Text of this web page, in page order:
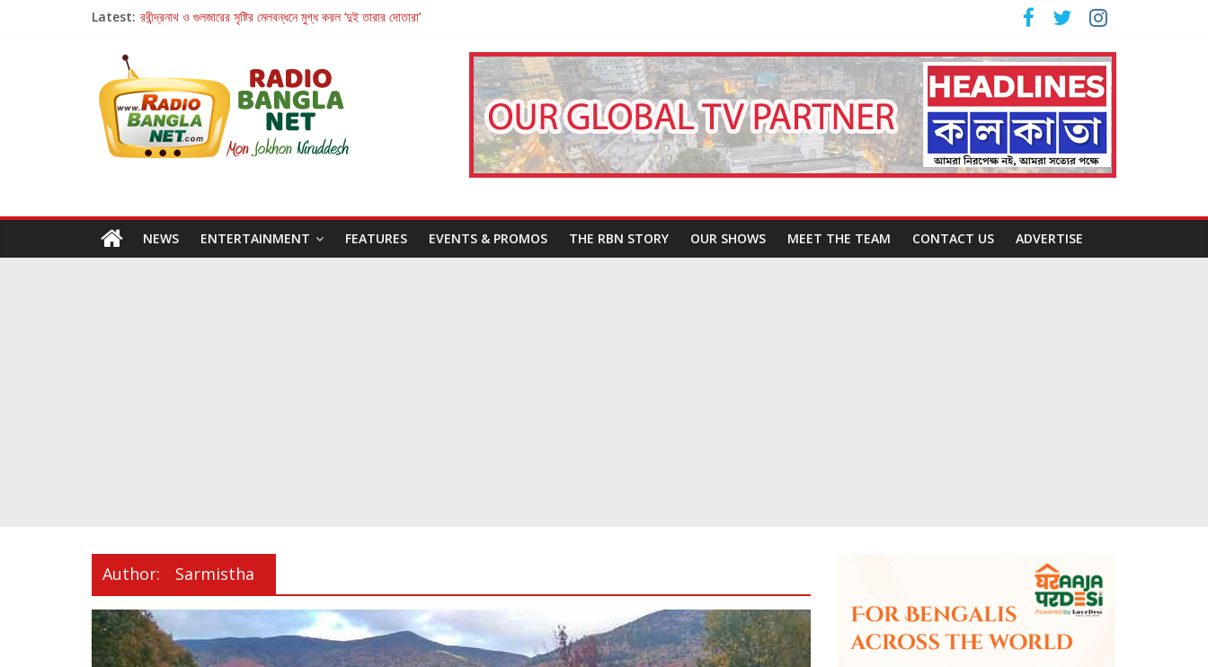
Latest: রবীন্দ্রনাথ ও গুলজারের সৃষ্টির মেলবন্ধনে মুগ্ধ করল ‘দুই তারার দোতারা’
Retribution: A Thought-Provoking Short Film That Challenges Our Understanding of Justice
হাওয়া বদলের টলিউডে ‘তুমি এলে তাই’
NEWS ENTERTAINMENT FEATURES EVENTS & PROMOS THE RBN STORY OUR SHOWS MEET THE TEAM CONTACT US ADVERTISE
Author: Sarmistha